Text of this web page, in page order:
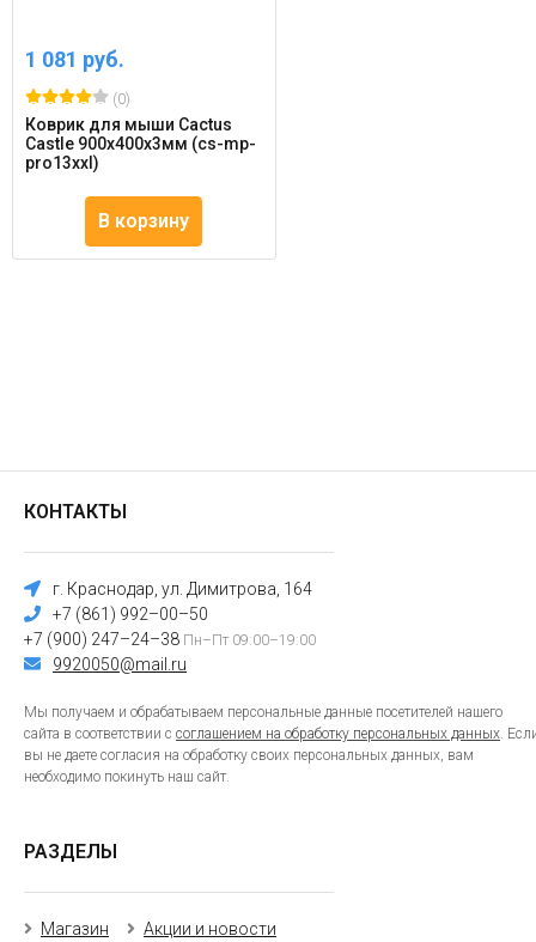
1 081 руб.
(0)
Коврик для мыши Cactus
Castle 900x400x3мм (cs-mp-
pro13xxl)
В корзину
КОНТАКТЫ
г. Краснодар, ул. Димитрова, 164
+7 (861) 992–00–50
+7 (900) 247–24–38 Пн–Пт 09:00–19:00
9920050@mail.ru
Мы получаем и обрабатываем персональные данные посетителей нашего
сайта в соответствии с соглашением на обработку персональных данных.
вы не даете согласия на обработку своих персональных данных, вам
необходимо покинуть наш сайт.
РАЗДЕЛЫ
Магазин Акции и новости